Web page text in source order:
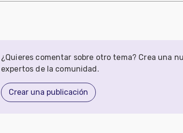
¿Quieres comentar sobre otro tema? Crea una
expertos de la comunidad.
Crear una publicación